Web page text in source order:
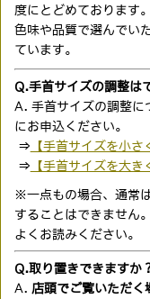
度にとどめております
色味や品質で選んでい
ています。
Q.手首サイズの調整は
A. 手首サイズの調整に
にお申込ください。
⇒ 【手首サイズを小さ
⇒ 【手首サイズを大
※一点もの場合、通常
することはできません
よくお読みください。
Q.取り置きできますか
A. 店頭でご覧いただく